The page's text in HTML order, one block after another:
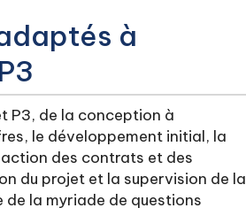
à
P3, de la conception à
le développement initial, la
des contrats et des
du projet et la supervision de la
la myriade de questions